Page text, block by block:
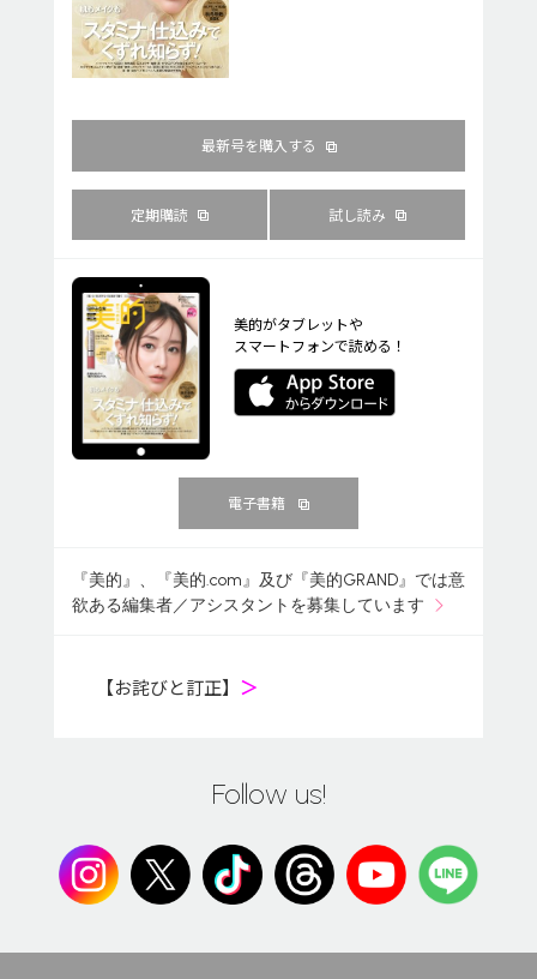
最新号を購入する
定期購読 試し読み
美的がタブレットや
スマートフォンで読める！
電子書籍
『美的』、『美的.com』及び『美的GRAND』では意
欲ある編集者／アシスタントを募集しています
【お詫びと訂正】 ＞
Follow us!